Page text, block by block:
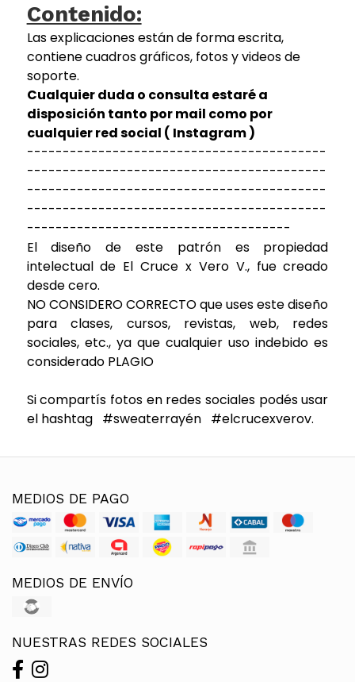
Contenido:
Las explicaciones están de forma escrita,
contiene cuadros gráficos, fotos y videos de
soporte.
Cualquier duda o consulta estaré a
disposición tanto por mail como por
cualquier red social ( Instagram )
------------------------------------------
------------------------------------------
------------------------------------------
------------------------------------------
-------------------------------------
El diseño de este patrón es propiedad
intelectual de El Cruce x Vero V., fue creado
desde cero.
NO CONSIDERO CORRECTO que uses este diseño
para clases, cursos, revistas, web, redes
sociales, etc., ya que cualquier uso indebido es
considerado PLAGIO
Si compartís fotos en redes sociales podés usar
el hashtag #sweaterrayén #elcrucexverov.
MEDIOS DE PAGO
MEDIOS DE ENVÍO
NUESTRAS REDES SOCIALES